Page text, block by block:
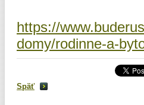
https://
domy/rodinne-a-
Späť